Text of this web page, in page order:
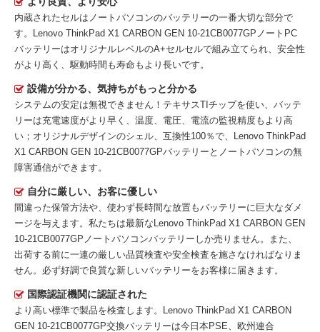
内蔵されたセルはノートパソコンのバッテリーの一番大切な部分で
す。
Lenovo ThinkPad X1 CARBON GEN 10-21CB0077GPノートPC
バッテリーはオリジナルレベルのA+セルセルで組み立てられ、安全性
がより高く、駆動時間も寿命もより長いです。
設備が分かる、気持ちがもっと分かる
システムの安定は無視できません！テキサスTIチップを使い、バッテ
リーは充電速度がより早く、温度、電圧、電流の監視精度もより高
い；オリジナルデザインのシェル、互換性100％で、Lenovo ThinkPad
X1 CARBON GEN 10-21CB0077GPバッテリーとノートパソコンの無
障害通信ができます。
自分に厳しい、お客に優しい
間違った保管方法や、使わず長時間な放置もバッテリーに巨大なダメ
ージを与えます。私たちは最新な Lenovo ThinkPad X1 CARBON GEN
10-21CB0077GPノートパソコンバッテリー しか売りません。また、
出荷する前に一連の厳しい品質検査や安全検査を施さなければなりま
せん。必ず好調で良質な新しいバッテリーをお客様に届きます。
国際認証機関に認証された
より高い標準で製品を検査します。Lenovo ThinkPad X1 CARBON
GEN 10-21CB0077GP交換バッテリーは今日本PSE、欧州連合